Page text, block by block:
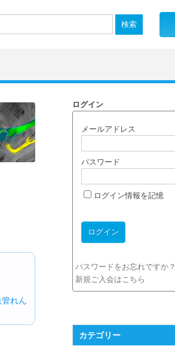
管れん
ログイン
メールアドレス
パスワード
ログイン情報を記憶
パスワードをお忘れですか？
新規ご入会はこちら
カテゴリー